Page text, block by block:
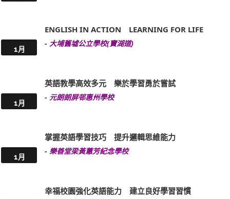
1月
ENGLISH IN ACTION LEARNING FOR LIFE
- 大埔舊墟公立學校(寶湖道)
1月
英語教學高效多元 樂於學習勇於嘗試
- 元朗朗屏邨惠州學校
1月
掌握英語學習技巧 提升邏輯思維能力
- 樂善堂梁黃蕙芳紀念學校
幸福校園強化英語能力 建立良好學習習慣